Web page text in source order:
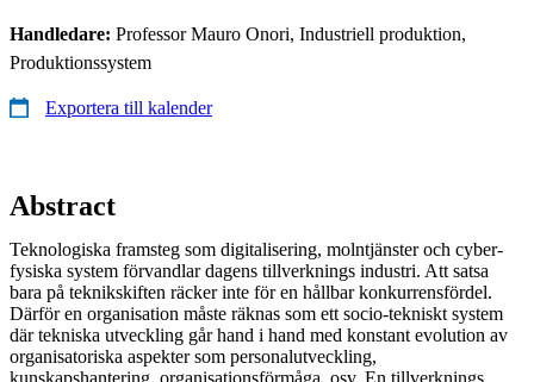
Handledare: Professor Mauro Onori, Industriell produktion,
Produktionssystem
Exportera till kalender
Abstract
Teknologiska framsteg som digitalisering, molntjänster och cyber-
fysiska system förvandlar dagens tillverknings industri. Att satsa
bara på teknikskiften räcker inte för en hållbar konkurrensfördel.
Därför en organisation måste räknas som ett socio-tekniskt system
där tekniska utveckling går hand i hand med konstant evolution av
organisatoriska aspekter som personalutveckling,
kunskapshantering, organisationsförmåga, osv. En tillverknings